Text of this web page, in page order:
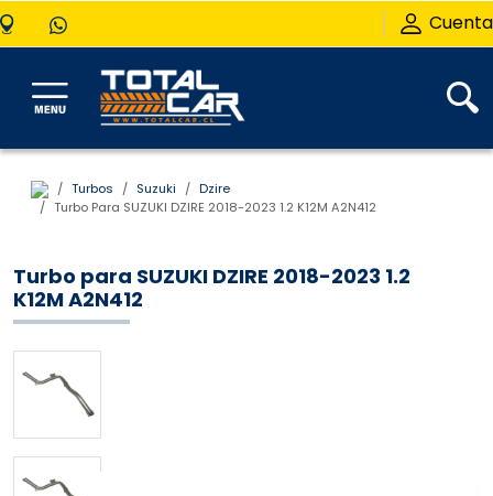
Cuenta
Turbos Suzuki
Dzire
Turbo Para SUZUKI DZIRE 2018-2023 1.2 K12M A2N412
Turbo para SUZUKI DZIRE 2018-2023 1.2
K12M A2N412